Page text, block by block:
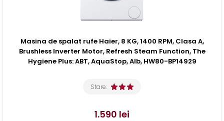
Masina de spalat rufe Haier, 8 KG, 1400 RPM, Clasa A,
Brushless Inverter Motor, Refresh Steam Function, The
Hygiene Plus: ABT, AquaStop, Alb, HW80-BP14929
Stare:
1.590 lei